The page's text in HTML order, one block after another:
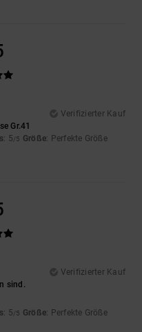
Verifizierter Kauf
Gr.41
: 5/5 Größe: Perfekte Größe
Verifizierter Kauf
sind.
: 5/5 Größe: Perfekte Größe